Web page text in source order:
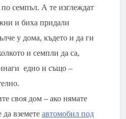
семпъл. А те изглеждат
и биха придали
у дома, където и да ги
и семпли да са,
едно и също –
своя дом – ако нямате
вземете автомобил под